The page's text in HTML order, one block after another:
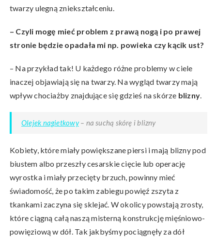
twarzy ulegną zniekształceniu.
– Czyli mogę mieć problem z prawą nogą i po prawej
stronie będzie opadała mi np. powieka czy kącik ust?
– Na przykład tak! U każdego różne problemy w ciele
inaczej objawiają się na twarzy. Na wygląd twarzy mają
wpływ chociażby znajdujące się gdzieś na skórze blizny.
Olejek nagietkowy– na suchą skórę i blizny
Kobiety, które miały powiększane piersi i mają blizny pod
biustem albo przeszły cesarskie cięcie lub operację
wyrostka i miały przecięty brzuch, powinny mieć
świadomość, że po takim zabiegu powięź zszyta z
tkankami zaczyna się sklejać. W okolicy powstają zrosty,
które ciągną całą naszą misterną konstrukcję mięśniowo-
powięziową w dół. Tak jakbyśmy pociągnęły za dół